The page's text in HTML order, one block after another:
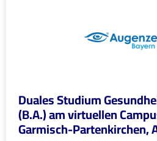
Duales Studium
(B.A.) am virtuellen
Garmisch-Partenkirchen,